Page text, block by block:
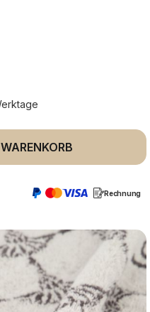
gewünschten
Rechnung